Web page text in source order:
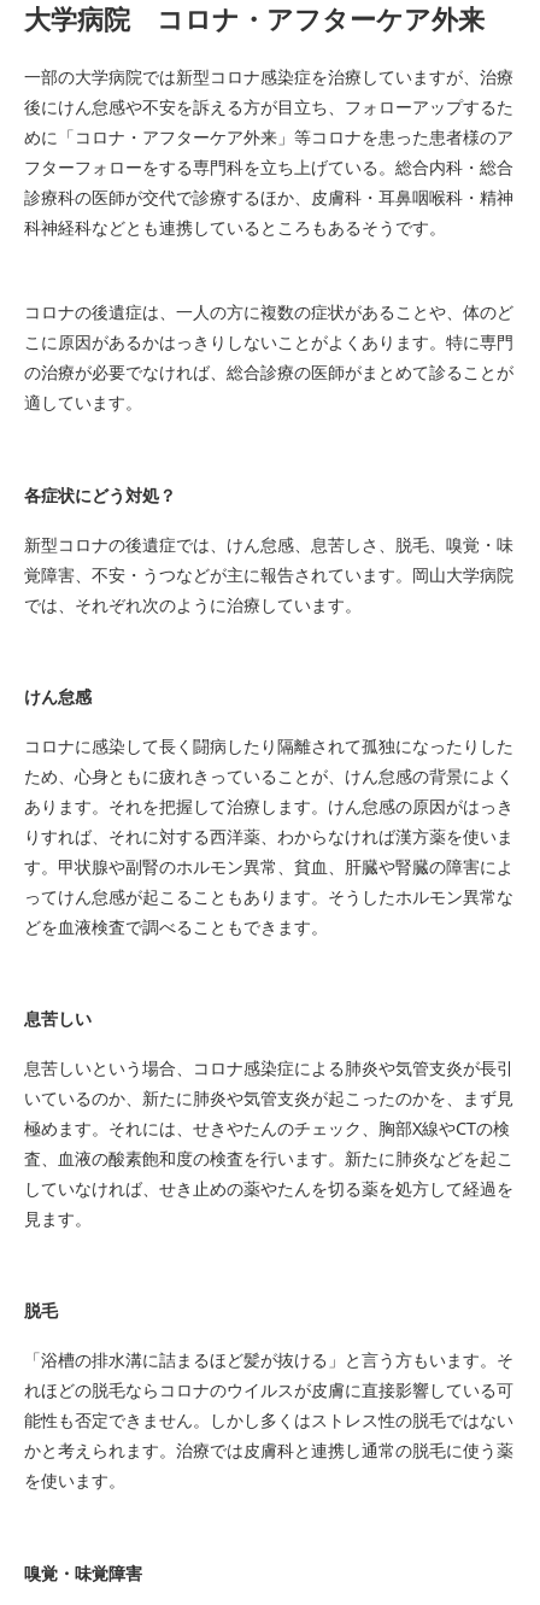
大学病院 コロナ・アフターケア外来
一部の大学病院では新型コロナ感染症を治療していますが、治療
後にけん怠感や不安を訴える方が目立ち、フォローアップするた
めに「コロナ・アフターケア外来」等コロナを患った患者様のア
フターフォローをする専門科を立ち上げている。総合内科・総合
診療科の医師が交代で診療するほか、皮膚科・耳鼻咽喉科・精神
科神経科などとも連携しているところもあるそうです。
コロナの後遺症は、一人の方に複数の症状があることや、体のど
こに原因があるかはっきりしないことがよくあります。特に専門
の治療が必要でなければ、総合診療の医師がまとめて診ることが
適しています。
各症状にどう対処？
新型コロナの後遺症では、けん怠感、息苦しさ、脱毛、嗅覚・味
覚障害、不安・うつなどが主に報告されています。岡山大学病院
では、それぞれ次のように治療しています。
けん怠感
コロナに感染して長く闘病したり隔離されて孤独になったりした
ため、心身ともに疲れきっていることが、けん怠感の背景によく
あります。それを把握して治療します。けん怠感の原因がはっき
りすれば、それに対する西洋薬、わからなければ漢方薬を使いま
す。甲状腺や副腎のホルモン異常、貧血、肝臓や腎臓の障害によ
ってけん怠感が起こることもあります。そうしたホルモン異常な
どを血液検査で調べることもできます。
息苦しい
息苦しいという場合、コロナ感染症による肺炎や気管支炎が長引
いているのか、新たに肺炎や気管支炎が起こったのかを、まず見
極めます。それには、せきやたんのチェック、胸部X線やCTの検
査、血液の酸素飽和度の検査を行います。新たに肺炎などを起こ
していなければ、せき止めの薬やたんを切る薬を処方して経過を
見ます。
脱毛
「浴槽の排水溝に詰まるほど髪が抜ける」と言う方もいます。そ
れほどの脱毛ならコロナのウイルスが皮膚に直接影響している可
能性も否定できません。しかし多くはストレス性の脱毛ではない
かと考えられます。治療では皮膚科と連携し通常の脱毛に使う薬
を使います。
嗅覚・味覚障害